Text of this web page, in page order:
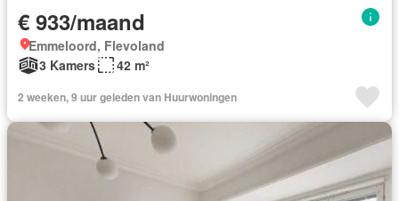
€ 933/maand
Emmeloord, Flevoland
3 Kamers
42 m²
2 weeken, 9 uur geleden van Huurwoningen